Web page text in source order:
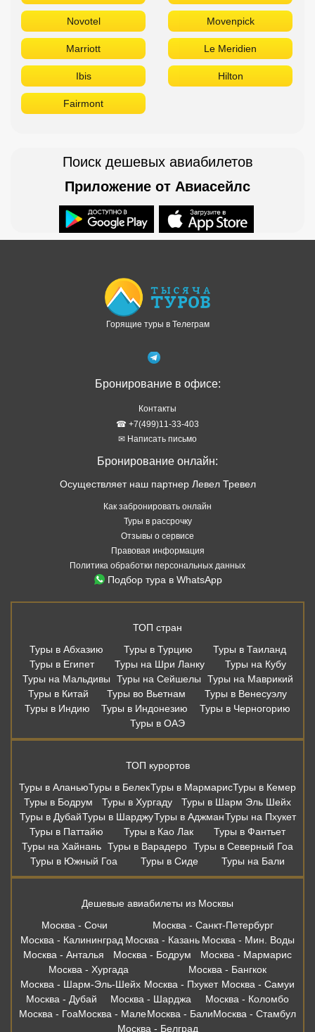
Novotel Movenpick
Marriott Le Meridien
Ibis Hilton
Fairmont
Поиск дешевых авиабилетов
Приложение от Авиасейлс
Горящие туры в Телеграм
Бронирование в офисе:
Контакты
☎ +7(499)11-33-403
✉ Написать письмо
Бронирование онлайн:
Осуществляет наш партнер Левел Тревел
Как забронировать онлайн
Туры в рассрочку
Отзывы о сервисе
Правовая информация
Политика обработки персональных данных
Подбор тура в WhatsApp
ТОП стран
Туры в Абхазию
Туры в Турцию
Туры в Таиланд
Туры в Египет
Туры на Шри Ланку
Туры на Кубу
Туры на Мальдивы
Туры на Сейшелы
Туры на Маврикий
Туры в Китай
Туры во Вьетнам
Туры в Венесуэлу
Туры в Индию
Туры в Индонезию
Туры в Черногорию
Туры в ОАЭ
ТОП курортов
Туры в АланьюТуры в БелекТуры в МармарисТуры в Кемер
Туры в Бодрум
Туры в Хургаду
Туры в Шарм Эль Шейх
Туры в ДубайТуры в ШарджуТуры в АджманТуры на Пхукет
Туры в Паттайю
Туры в Као Лак
Туры в Фантьет
Туры на Хайнань Туры в Варадеро Туры в Северный Гоа
Туры в Южный Гоа
Туры в Сиде Туры на Бали
Дешевые авиабилеты из Москвы
Москва - Сочи
Москва - Санкт-Петербург
Москва - Калининград Москва - Казань Москва - Мин. Воды
Москва - Анталья
Москва - Бодрум
Москва - Мармарис
Москва - Хургада
Москва - Бангкок
Москва - Шарм-Эль-Шейх Москва - Пхукет Москва - Самуи
Москва - Дубай
Москва - Шарджа
Москва - Коломбо
Москва - ГоаМосква - МалеМосква - БалиМосква - Стамбул
Москва - Белград